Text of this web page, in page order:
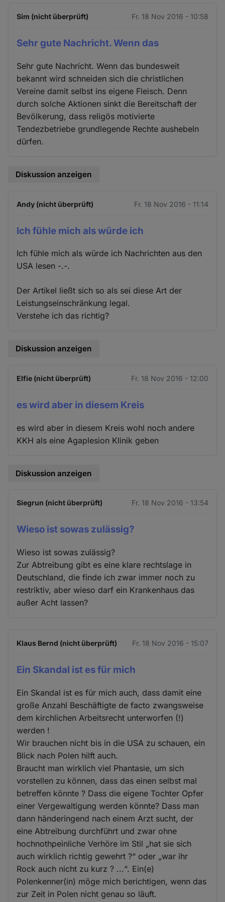
Sim (nicht überprüft) Fr. 18 Nov 2016 - 10:58
Sehr gute Nachricht. Wenn das
Sehr gute Nachricht. Wenn das bundesweit
bekannt wird schneiden sich die christlichen
Vereine damit selbst ins eigene Fleisch. Denn
durch solche Aktionen sinkt die Bereitschaft der
Bevölkerung, dass religös motivierte
Tendezbetriebe grundlegende Rechte aushebeln
dürfen.
Diskussion anzeigen
Andy (nicht überprüft) Fr. 18 Nov 2016 - 11:14
Ich fühle mich als würde ich
Ich fühle mich als würde ich Nachrichten aus den
USA lesen -.-.
Der Artikel ließt sich so als sei diese Art der
Leistungseinschränkung legal.
Verstehe ich das richtig?
Diskussion anzeigen
Elfie (nicht überprüft) Fr. 18 Nov 2016 - 12:00
es wird aber in diesem Kreis
es wird aber in diesem Kreis wohl noch andere
KKH als eine Agaplesion Klinik geben
Diskussion anzeigen
Siegrun (nicht überprüft) Fr. 18 Nov 2016 - 13:54
Wieso ist sowas zulässig?
Wieso ist sowas zulässig?
Zur Abtreibung gibt es eine klare rechtslage in
Deutschland, die finde ich zwar immer noch zu
restriktiv, aber wieso darf ein Krankenhaus das
außer Acht lassen?
Klaus Bernd (nicht überprüft) Fr. 18 Nov 2016 - 15:07
Ein Skandal ist es für mich
Ein Skandal ist es für mich auch, dass damit eine
große Anzahl Beschäftigte de facto zwangsweise
dem kirchlichen Arbeitsrecht unterworfen (!)
werden !
Wir brauchen nicht bis in die USA zu schauen, ein
Blick nach Polen hilft auch.
Braucht man wirklich viel Phantasie, um sich
vorstellen zu können, dass das einen selbst mal
betreffen könnte ? Dass die eigene Tochter Opfer
einer Vergewaltigung werden könnte? Dass man
dann händeringend nach einem Arzt sucht, der
eine Abtreibung durchführt und zwar ohne
hochnothpeinliche Verhöre im Stil „hat sie sich
auch wirklich richtig gewehrt ?“ oder „war ihr
Rock auch nicht zu kurz ? ...“. Ein(e)
Polenkenner(in) möge mich berichtigen, wenn das
zur Zeit in Polen nicht genau so läuft.